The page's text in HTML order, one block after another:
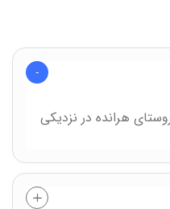
به سمت روستای هرانده در نزدیکی